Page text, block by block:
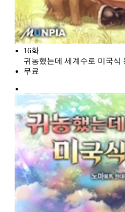
16화
귀농했는데 세계수로 미국식
무료